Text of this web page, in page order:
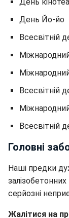
День Йо-йо
Всесвітній
Всесвітній
Всесвітній
Головні
Наші предки
серйозні
Жалітися на